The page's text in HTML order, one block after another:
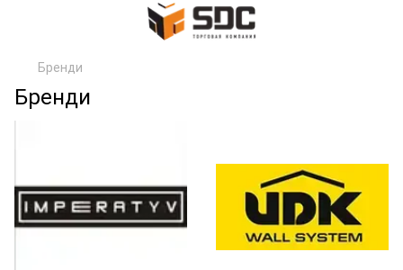
Бренди
Бренди